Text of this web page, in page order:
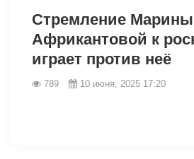
Стремление Марины
Африкантовой к
играет против неё
789 10 июня, 2025 17:20